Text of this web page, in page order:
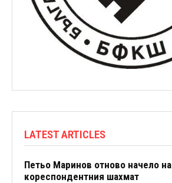
LATEST ARTICLES
Петьо Маринов отново начело на
кореспондентния шахмат